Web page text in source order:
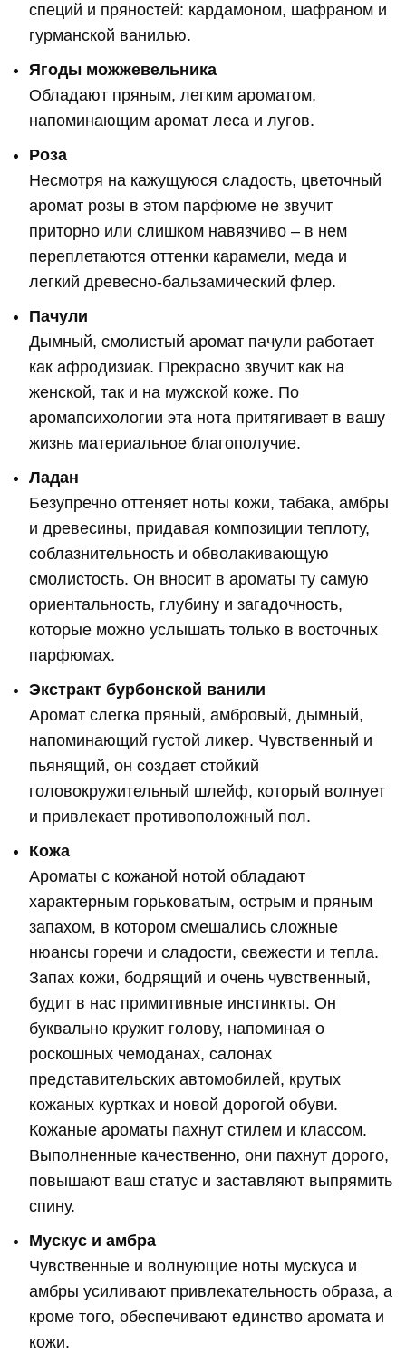
специй и пряностей: кардамоном, шафраном и
гурманской ванилью.
Ягоды можжевельника
Обладают пряным, легким ароматом,
напоминающим аромат леса и лугов.
Роза
Несмотря на кажущуюся сладость, цветочный
аромат розы в этом парфюме не звучит
приторно или слишком навязчиво – в нем
переплетаются оттенки карамели, меда и
легкий древесно-бальзамический флер.
Пачули
Дымный, смолистый аромат пачули работает
как афродизиак. Прекрасно звучит как на
женской, так и на мужской коже. По
аромапсихологии эта нота притягивает в вашу
жизнь материальное благополучие.
Ладан
Безупречно оттеняет ноты кожи, табака, амбры
и древесины, придавая композиции теплоту,
соблазнительность и обволакивающую
смолистость. Он вносит в ароматы ту самую
ориентальность, глубину и загадочность,
которые можно услышать только в восточных
парфюмах.
Экстракт бурбонской ванили
Аромат слегка пряный, амбровый, дымный,
напоминающий густой ликер. Чувственный и
пьянящий, он создает стойкий
головокружительный шлейф, который волнует
и привлекает противоположный пол.
Кожа
Ароматы с кожаной нотой обладают
характерным горьковатым, острым и пряным
запахом, в котором смешались сложные
нюансы горечи и сладости, свежести и тепла.
Запах кожи, бодрящий и очень чувственный,
будит в нас примитивные инстинкты. Он
буквально кружит голову, напоминая о
роскошных чемоданах, салонах
представительских автомобилей, крутых
кожаных куртках и новой дорогой обуви.
Кожаные ароматы пахнут стилем и классом.
Выполненные качественно, они пахнут дорого,
повышают ваш статус и заставляют выпрямить
спину.
Мускус и амбра
Чувственные и волнующие ноты мускуса и
амбры усиливают привлекательность образа, а
кроме того, обеспечивают единство аромата и
кожи.